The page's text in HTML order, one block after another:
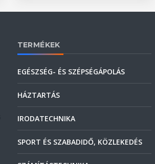
TERMÉKEK
EGÉSZSÉG- ÉS SZÉPSÉGÁPOLÁS
HÁZTARTÁS
IRODATECHNIKA
SPORT ÉS SZABADIDŐ, KÖZLEKEDÉS